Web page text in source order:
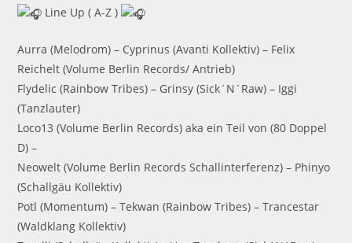
Line Up ( A-Z )
Aurra (Melodrom) – Cyprinus (Avanti Kollektiv) – Felix
Reichelt (Volume Berlin Records/ Antrieb)
Flydelic (Rainbow Tribes) – Grinsy (Sick´N´Raw) – Iggi
(Tanzlauter)
Loco13 (Volume Berlin Records) aka ein Teil von (80 Doppel
D) –
Neowelt (Volume Berlin Records Schallinterferenz) – Phinyo
(Schallgäu Kollektiv)
Potl (Momentum) – Tekwan (Rainbow Tribes) – Trancestar
(Waldklang Kollektiv)